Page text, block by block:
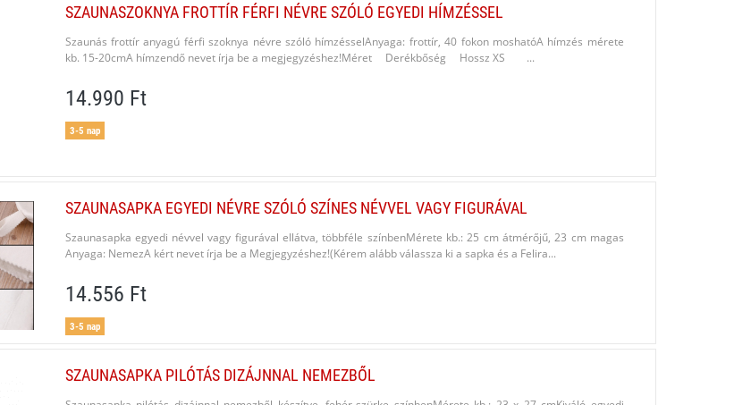
SZAUNASZOKNYA FROTTÍR FÉRFI NÉVRE SZÓLÓ EGYEDI HÍMZÉSSEL
Szaunás frottír anyagú férfi szoknya névre szóló hímzésselAnyaga: frottír, 40 fokon moshatóA hímzés mérete
kb. 15-20cmA hímzendő nevet írja be a megjegyzéshez!Méret Derékbőség Hossz XS ...
14.990 Ft
3-5 nap
SZAUNASAPKA EGYEDI NÉVRE SZÓLÓ SZÍNES NÉVVEL VAGY FIGURÁVAL
Szaunasapka egyedi névvel vagy figurával ellátva, többféle színbenMérete kb.: 25 cm átmérőjű, 23 cm magas​
Anyaga: NemezA kért nevet írja be a Megjegyzéshez!(Kérem alább válassza ki a sapka és a Felira...
14.556 Ft
3-5 nap
SZAUNASAPKA PILÓTÁS DIZÁJNNAL NEMEZBŐL